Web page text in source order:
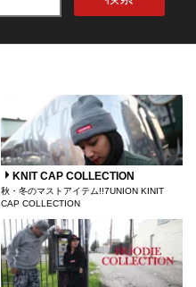
KNIT CAP COLLECTION
秋・冬のマストアイテム!!7UNION KINIT
CAP COLLECTION